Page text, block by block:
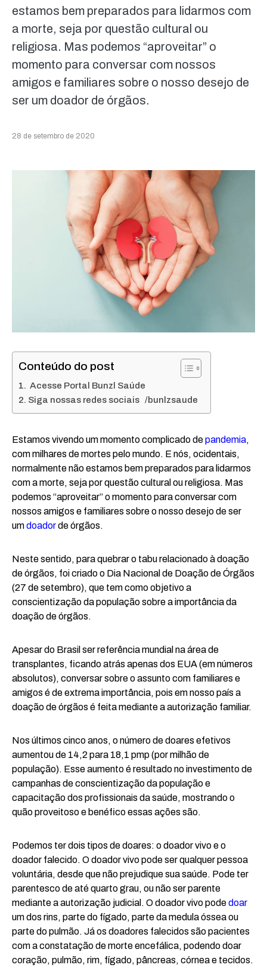
estamos bem preparados para lidarmos com
a morte, seja por questão cultural ou
religiosa. Mas podemos “aproveitar” o
momento para conversar com nossos
amigos e familiares sobre o nosso desejo de
ser um doador de órgãos.
28 de setembro de 2020
Conteúdo do post
Acesse Portal Bunzl Saúde
Siga nossas redes sociais /bunlzsaude
Estamos vivendo um momento complicado depandemia,
com milhares de mortes pelo mundo. E nós, ocidentais,
normalmente não estamos bem preparados para lidarmos
com a morte, seja por questão cultural ou religiosa. Mas
podemos “aproveitar” o momento para conversar com
nossos amigos e familiares sobre o nosso desejo de ser
umdoadorde órgãos.
Neste sentido, para quebrar o tabu relacionado à doação
de órgãos, foi criado o Dia Nacional de Doação de Órgãos
(27 de setembro), que tem como objetivo a
conscientização da população sobre a importância da
doação de órgãos.
Apesar do Brasil ser referência mundial na área de
transplantes, ficando atrás apenas dos EUA (em números
absolutos), conversar sobre o assunto com familiares e
amigos é de extrema importância, pois em nosso país a
doação de órgãos é feita mediante a autorização familiar.
Nos últimos cinco anos, o número de doares efetivos
aumentou de 14,2 para 18,1 pmp (por milhão de
população). Esse aumento é resultado no investimento de
campanhas de conscientização da população e
capacitação dos profissionais da saúde, mostrando o
quão proveitoso e benéfico essas ações são.
Podemos ter dois tipos de doares: o doador vivo e o
doador falecido. O doador vivo pode ser qualquer pessoa
voluntária, desde que não prejudique sua saúde. Pode ter
parentesco de até quarto grau, ou não ser parente
mediante a autorização judicial. O doador vivo podedoar
um dos rins, parte do fígado, parte da medula óssea ou
parte do pulmão. Já os doadores falecidos são pacientes
com a constatação de morte encefálica, podendo doar
coração, pulmão, rim, fígado, pâncreas, córnea e tecidos.